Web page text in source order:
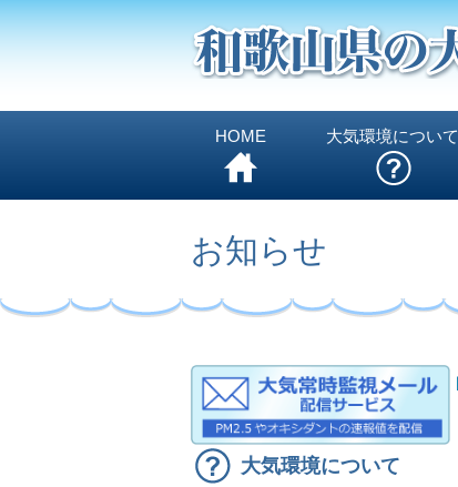
HOME 大気環境について
お知らせ
大気環境について